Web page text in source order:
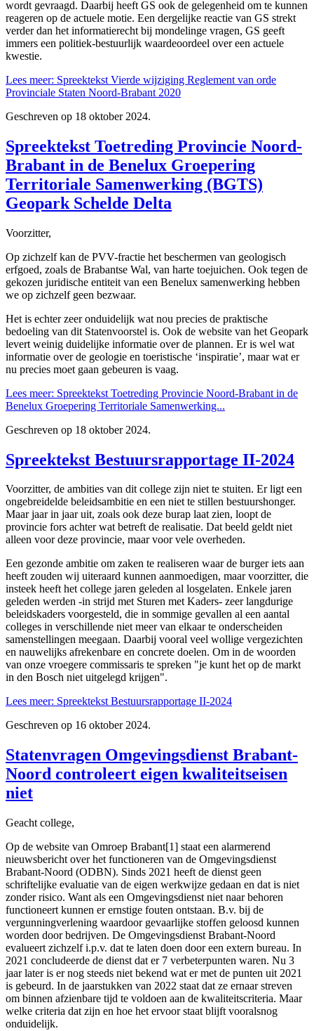
wordt gevraagd. Daarbij heeft GS ook de gelegenheid om te kunnen
reageren op de actuele motie. Een dergelijke reactie van GS strekt
verder dan het informatierecht bij mondelinge vragen, GS geeft
immers een politiek-bestuurlijk waardeoordeel over een actuele
kwestie.
Lees meer: Spreektekst Vierde wijziging Reglement van orde
Provinciale Staten Noord-Brabant 2020
Geschreven op 18 oktober 2024.
Spreektekst Toetreding Provincie Noord-
Brabant in de Benelux Groepering
Territoriale Samenwerking (BGTS)
Geopark Schelde Delta
Voorzitter,
Op zichzelf kan de PVV-fractie het beschermen van geologisch
erfgoed, zoals de Brabantse Wal, van harte toejuichen. Ook tegen de
gekozen juridische entiteit van een Benelux samenwerking hebben
we op zichzelf geen bezwaar.
Het is echter zeer onduidelijk wat nou precies de praktische
bedoeling van dit Statenvoorstel is. Ook de website van het Geopark
levert weinig duidelijke informatie over de plannen. Er is wel wat
informatie over de geologie en toeristische ‘inspiratie’, maar wat er
nu precies moet gaan gebeuren is vaag.
Lees meer: Spreektekst Toetreding Provincie Noord-Brabant in de
Benelux Groepering Territoriale Samenwerking...
Geschreven op 18 oktober 2024.
Spreektekst Bestuursrapportage II-2024
Voorzitter, de ambities van dit college zijn niet te stuiten. Er ligt een
ongebreidelde beleidsambitie en een niet te stillen bestuurshonger.
Maar jaar in jaar uit, zoals ook deze burap laat zien, loopt de
provincie fors achter wat betreft de realisatie. Dat beeld geldt niet
alleen voor deze provincie, maar voor vele overheden.
Een gezonde ambitie om zaken te realiseren waar de burger iets aan
heeft zouden wij uiteraard kunnen aanmoedigen, maar voorzitter, die
insteek heeft het college jaren geleden al losgelaten. Enkele jaren
geleden werden -in strijd met Sturen met Kaders- zeer langdurige
beleidskaders voorgesteld, die in sommige gevallen al een aantal
colleges in verschillende niet meer van elkaar te onderscheiden
samenstellingen meegaan. Daarbij vooral veel wollige vergezichten
en nauwelijks afrekenbare en concrete doelen. Om in de woorden
van onze vroegere commissaris te spreken "je kunt het op de markt
in den Bosch niet uitgelegd krijgen".
Lees meer: Spreektekst Bestuursrapportage II-2024
Geschreven op 16 oktober 2024.
Statenvragen Omgevingsdienst Brabant-
Noord controleert eigen kwaliteitseisen
niet
Geacht college,
Op de website van Omroep Brabant[1] staat een alarmerend
nieuwsbericht over het functioneren van de Omgevingsdienst
Brabant-Noord (ODBN). Sinds 2021 heeft de dienst geen
schriftelijke evaluatie van de eigen werkwijze gedaan en dat is niet
zonder risico. Want als een Omgevingsdienst niet naar behoren
functioneert kunnen er ernstige fouten ontstaan. B.v. bij de
vergunningverlening waardoor gevaarlijke stoffen geloosd kunnen
worden door bedrijven. De Omgevingsdienst Brabant-Noord
evalueert zichzelf i.p.v. dat te laten doen door een extern bureau. In
2021 concludeerde de dienst dat er 7 verbeterpunten waren. Nu 3
jaar later is er nog steeds niet bekend wat er met de punten uit 2021
is gebeurd. In de jaarstukken van 2022 staat dat ze ernaar streven
om binnen afzienbare tijd te voldoen aan de kwaliteitscriteria. Maar
welke criteria dat zijn en hoe het ervoor staat blijft vooralsnog
onduidelijk.